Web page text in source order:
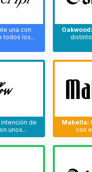
una con
todos los...
Oakwood:
de
unos...
Mabella:
con